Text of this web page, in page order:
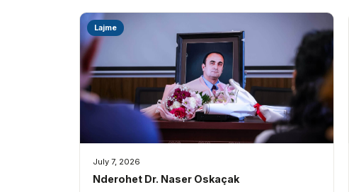
Lajme
July 7, 2026
Nderohet Dr. Naser Oskaçak